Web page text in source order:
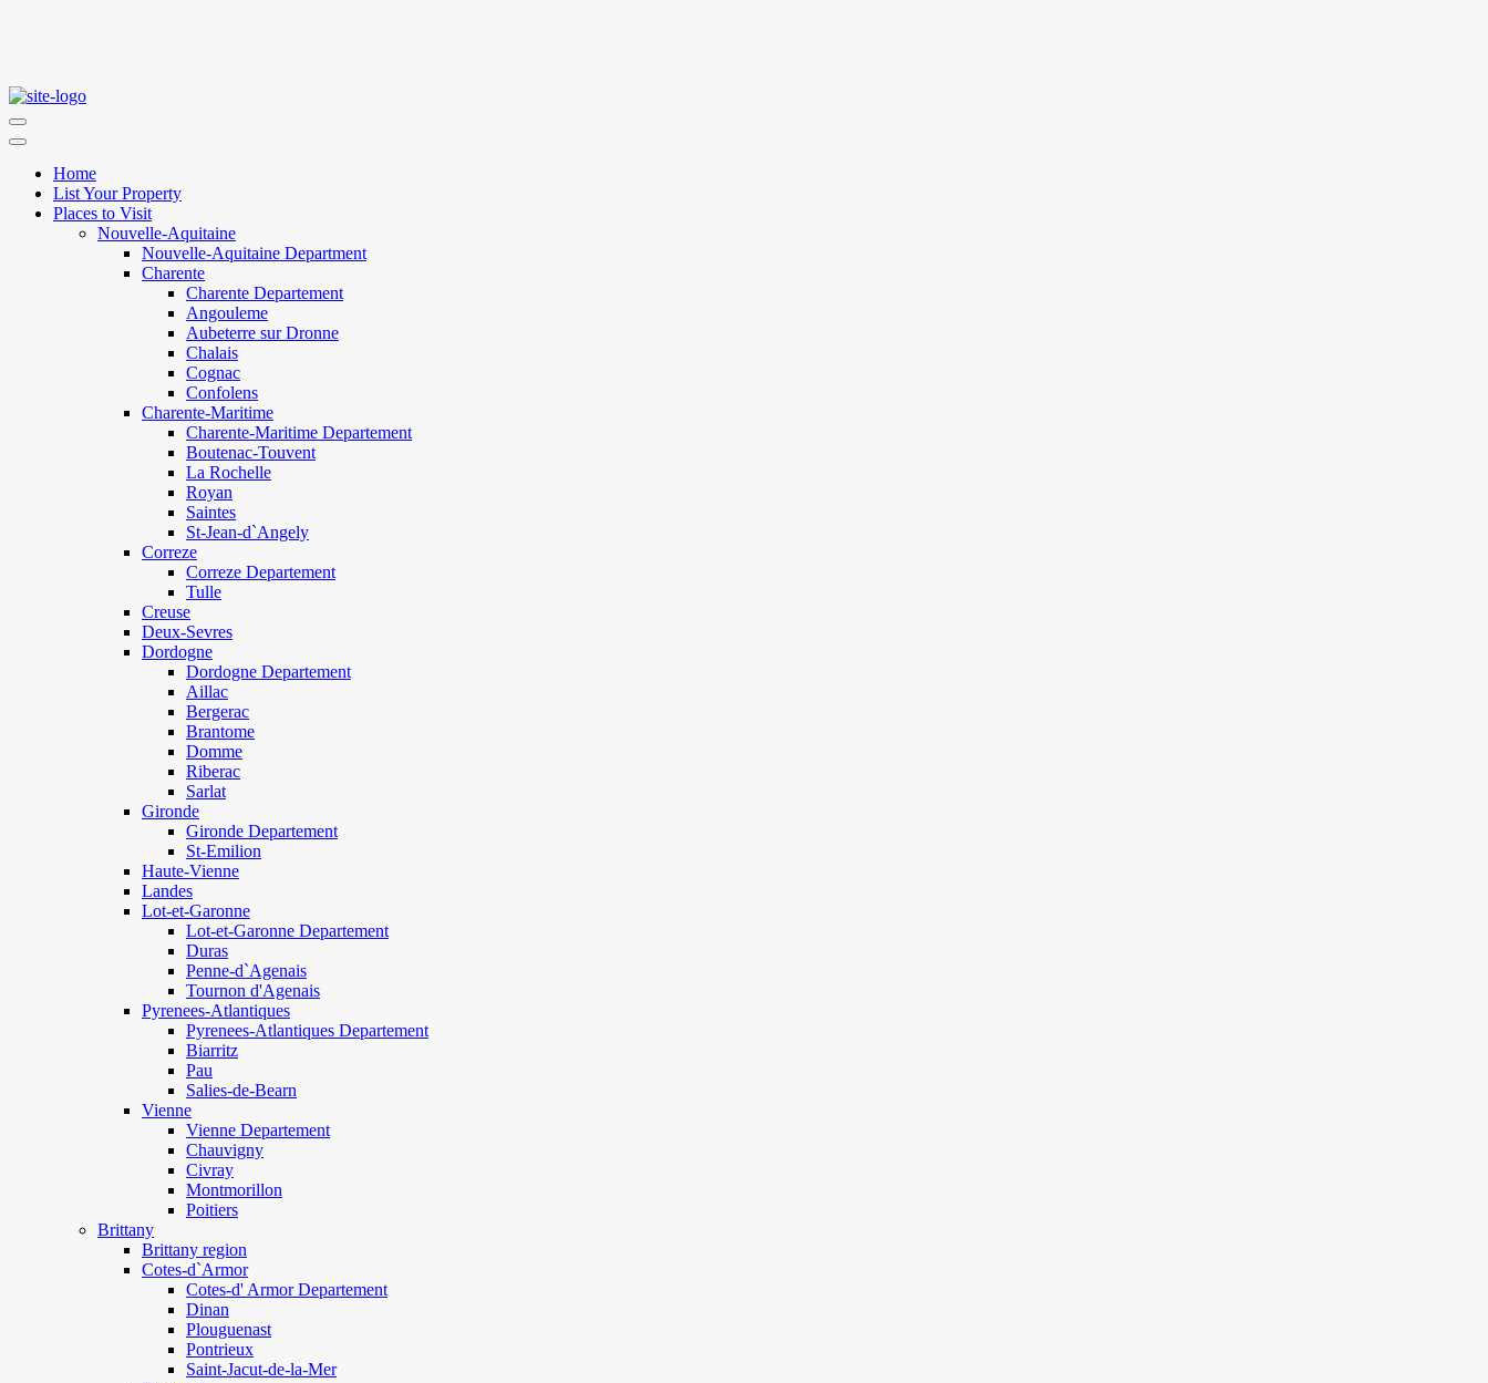
Home
List Your Property
Places to Visit
Nouvelle-Aquitaine
Nouvelle-Aquitaine Department
Charente
Charente Departement
Angouleme
Aubeterre sur Dronne
Chalais
Cognac
Confolens
Charente-Maritime
Charente-Maritime Departement
Boutenac-Touvent
La Rochelle
Royan
Saintes
St-Jean-d`Angely
Correze
Correze Departement
Tulle
Creuse
Deux-Sevres
Dordogne
Dordogne Departement
Aillac
Bergerac
Brantome
Domme
Riberac
Sarlat
Gironde
Gironde Departement
St-Emilion
Haute-Vienne
Landes
Lot-et-Garonne
Lot-et-Garonne Departement
Duras
Penne-d`Agenais
Tournon d'Agenais
Pyrenees-Atlantiques
Pyrenees-Atlantiques Departement
Biarritz
Pau
Salies-de-Bearn
Vienne
Vienne Departement
Chauvigny
Civray
Montmorillon
Poitiers
Brittany
Brittany region
Cotes-d`Armor
Cotes-d' Armor Departement
Dinan
Plouguenast
Pontrieux
Saint-Jacut-de-la-Mer